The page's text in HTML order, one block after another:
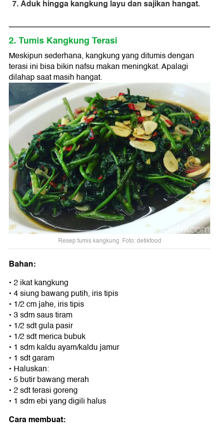
Aduk hingga kangkung layu dan sajikan hangat.
2. Tumis Kangkung Terasi
Meskipun sederhana, kangkung yang ditumis dengan
terasi ini bisa bikin nafsu makan meningkat. Apalagi
dilahap saat masih hangat.
Resep tumis kangkung. Foto: detikfood
Bahan:
• 2 ikat kangkung
• 4 siung bawang putih, iris tipis
• 1/2 cm jahe, iris tipis
• 3 sdm saus tiram
• 1/2 sdt gula pasir
• 1/2 sdt merica bubuk
• 1 sdm kaldu ayam/kaldu jamur
• 1 sdt garam
• Haluskan:
• 5 butir bawang merah
• 2 sdt terasi goreng
• 1 sdm ebi yang digili halus
Cara membuat: